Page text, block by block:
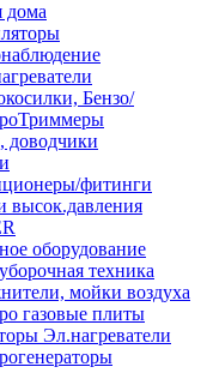
дома
Бензо/
доводчики
фитинги
высок.давления
оборудование
техника
мойки воздуха
газовые плиты
Эл.нагреватели